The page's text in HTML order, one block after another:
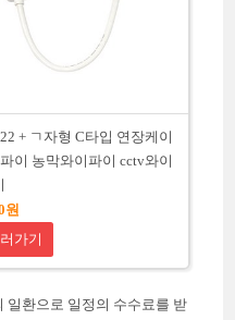
+ ㄱ자형 C타입 연장케이
이 농막와이파이 cctv와이
원
가기
일환으로 일정의 수수료를 받